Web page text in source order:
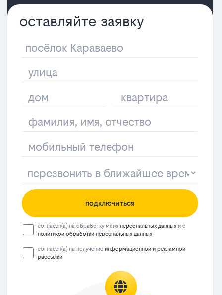
оставляйте заявку
подключиться
согласен(а) на обработку моихперсональных данных и с
политикой обработки персональных данных
согласен(а) на получениеинформационной и рекламной
рассылки